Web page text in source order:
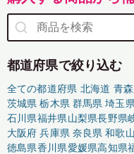
都道府県で絞り込む
全ての都道府県 北海道 青
茨城県 栃木県 群馬県 埼玉県
石川県福井県山梨県長野県
大阪府 兵庫県 奈良県 和歌
徳島県香川県愛媛県高知県